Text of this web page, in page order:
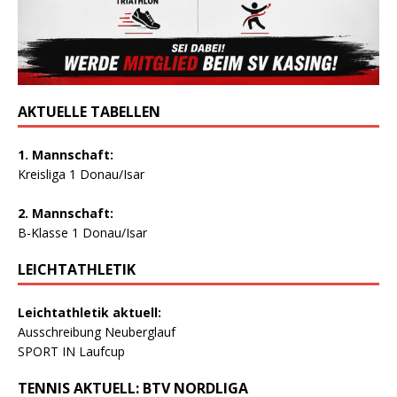
AKTUELLE TABELLEN
1. Mannschaft:
Kreisliga 1 Donau/Isar
2. Mannschaft:
B-Klasse 1 Donau/Isar
LEICHTATHLETIK
Leichtathletik aktuell:
Ausschreibung Neuberglauf
SPORT IN Laufcup
TENNIS AKTUELL: BTV NORDLIGA